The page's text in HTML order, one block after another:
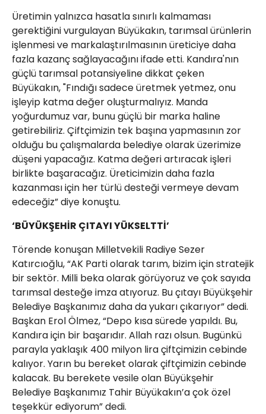
Üretimin yalnızca hasatla sınırlı kalmaması
gerektiğini vurgulayan Büyükakın, tarımsal ürünlerin
işlenmesi ve markalaştırılmasının üreticiye daha
fazla kazanç sağlayacağını ifade etti. Kandıra'nın
güçlü tarımsal potansiyeline dikkat çeken
Büyükakın, "Fındığı sadece üretmek yetmez, onu
işleyip katma değer oluşturmalıyız. Manda
yoğurdumuz var, bunu güçlü bir marka haline
getirebiliriz. Çiftçimizin tek başına yapmasının zor
olduğu bu çalışmalarda belediye olarak üzerimize
düşeni yapacağız. Katma değeri artıracak işleri
birlikte başaracağız. Üreticimizin daha fazla
kazanması için her türlü desteği vermeye devam
edeceğiz” diye konuştu.
‘BÜYÜKŞEHİR ÇITAYI YÜKSELTTİ’
Törende konuşan Milletvekili Radiye Sezer
Katırcıoğlu, “AK Parti olarak tarım, bizim için stratejik
bir sektör. Milli beka olarak görüyoruz ve çok sayıda
tarımsal desteğe imza atıyoruz. Bu çıtayı Büyükşehir
Belediye Başkanımız daha da yukarı çıkarıyor” dedi.
Başkan Erol Ölmez, “Depo kısa sürede yapıldı. Bu,
Kandıra için bir başarıdır. Allah razı olsun. Bugünkü
parayla yaklaşık 400 milyon lira çiftçimizin cebinde
kalıyor. Yarın bu bereket olarak çiftçimizin cebinde
kalacak. Bu berekete vesile olan Büyükşehir
Belediye Başkanımız Tahir Büyükakın’a çok özel
teşekkür ediyorum” dedi.